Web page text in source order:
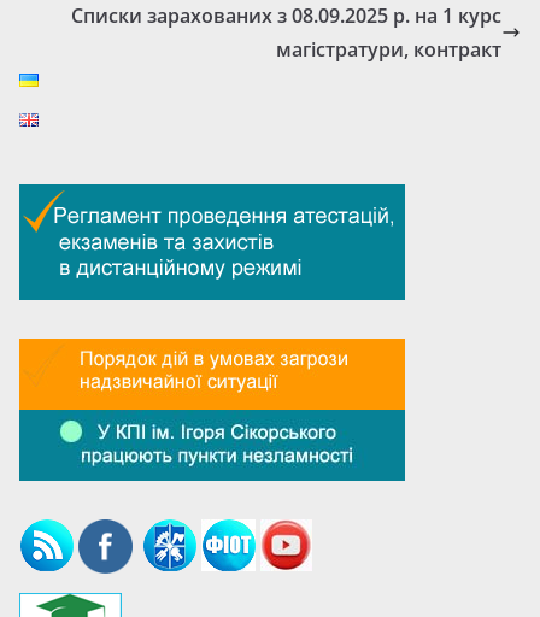
Списки зарахованих з 08.09.2025 р. на 1 курс
магістратури, контракт